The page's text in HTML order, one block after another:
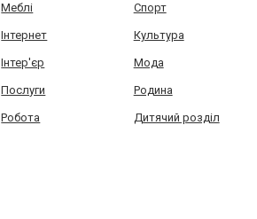
Меблі Спорт
Інтернет Культура
Інтер'єр Мода
Послуги Родина
Робота Дитячий розділ